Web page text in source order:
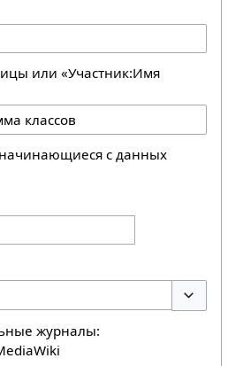
или «Участник:Имя
с данных
журналы: